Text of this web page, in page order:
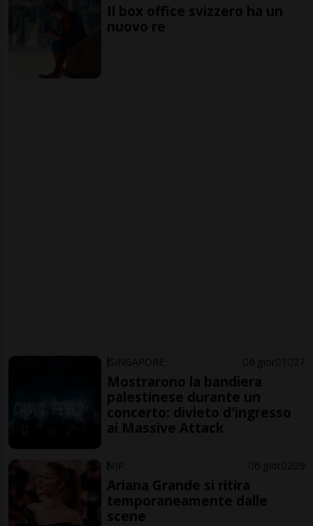
Il box office svizzero ha un
nuovo re
SINGAPORE 6 gior 1 27
Mostrarono la bandiera
palestinese durante un
concerto: divieto d'ingresso
ai Massive Attack
VIP 6 gior 2 9
Ariana Grande si ritira
temporaneamente dalle
scene